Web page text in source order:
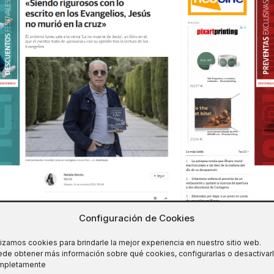
Configuración de Cookies
cookies para brindarle la mejor experiencia en nuestro sitio web.
obtener más información sobre qué cookies, configurarlas o
que te pueden interesar